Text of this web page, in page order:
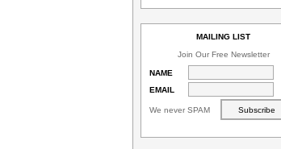
MAILING LIST
Join Our Free Newsletter
NAME
EMAIL
We never SPAM